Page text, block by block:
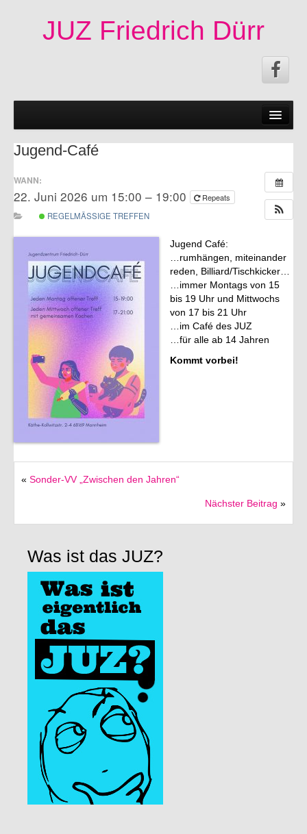
JUZ Friedrich Dürr
50 Jahre JUZ!
Fachschaften|Mitmachen
Veröffentlichungen
Infos
Impressum|Kontakt|Datenschutzerklärung
Förderverein
Deutsch
English
Italiano
Jugend-Café
WANN:
22. Juni 2026 um 15:00 – 19:00
Repeats
REGELMÄSSIGE TREFFEN
Jugend Café:
…rumhängen, miteinander
reden, Billiard/Tischkicker…
…immer Montags von 15
bis 19 Uhr und Mittwochs
von 17 bis 21 Uhr
…im Café des JUZ
…für alle ab 14 Jahren
Kommt vorbei!
« Sonder-VV „Zwischen den Jahren“
Nächster Beitrag »
Was ist das JUZ?